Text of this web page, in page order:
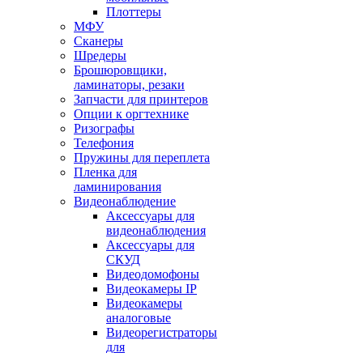
Плоттеры
МФУ
Сканеры
Шредеры
Брошюровщики,
ламинаторы, резаки
Запчасти для принтеров
Опции к оргтехнике
Ризографы
Телефония
Пружины для переплета
Пленка для
ламинирования
Видеонаблюдение
Аксессуары для
видеонаблюдения
Аксессуары для
СКУД
Видеодомофоны
Видеокамеры IP
Видеокамеры
аналоговые
Видеорегистраторы
для